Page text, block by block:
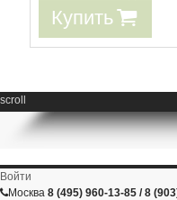
Купить
scroll
Войти
Москва 8 (495) 960-13-85 / 8